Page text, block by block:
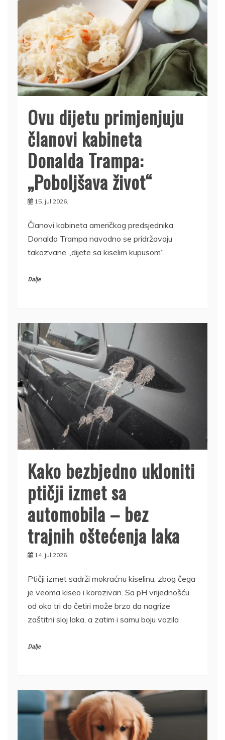
Ovu dijetu primjenjuju
članovi kabineta
Donalda Trampa:
„Poboljšava život“
15. jul 2026.
Članovi kabineta američkog predsjednika
Donalda Trampa navodno se pridržavaju
takozvane „dijete sa kiselim kupusom“.
Dalje
Kako bezbjedno ukloniti
ptičji izmet sa
automobila – bez
trajnih oštećenja laka
14. jul 2026.
Ptičji izmet sadrži mokraćnu kiselinu, zbog čega
je veoma kiseo i korozivan. Sa pH vrijednošću
od oko tri do četiri može brzo da nagrize
zaštitni sloj laka, a zatim i samu boju vozila
Dalje